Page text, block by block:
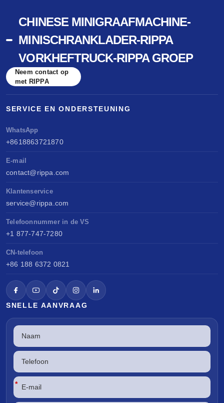
CHINESE MINIGRAAFMACHINE-
MINISCHRANKLADER-RIPPA
VORKHEFTRUCK-RIPPA GROEP
Neem contact op
met RIPPA
SERVICE EN ONDERSTEUNING
WhatsApp
+8618863721870
E-mail
contact@rippa.com
Klantenservice
service@rippa.com
Telefoonnummer in de VS
+1 877-747-7280
CN-telefoon
+86 188 6372 0821
SNELLE AANVRAAG
*